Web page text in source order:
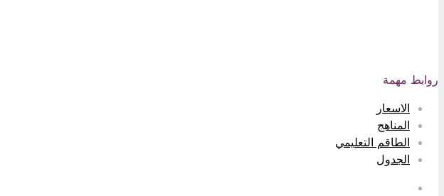
روابط مهمة
الاسعار
المناهج
الطاقم التعليمي
الجدول